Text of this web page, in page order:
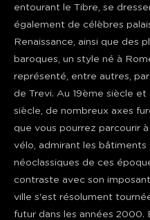
entourant le Tibre, se
également de célèbres
Renaissance, ainsi que des
baroques, un style né à
représenté, entre autres,
de Trevi. Au 19ème siècle et
siècle, de nombreux axes
que vous pourrez parcourir
vélo, admirant les bâtiments
néoclassiques de ces
contraste avec son
ville s'est résolument
futur dans les années 2000.